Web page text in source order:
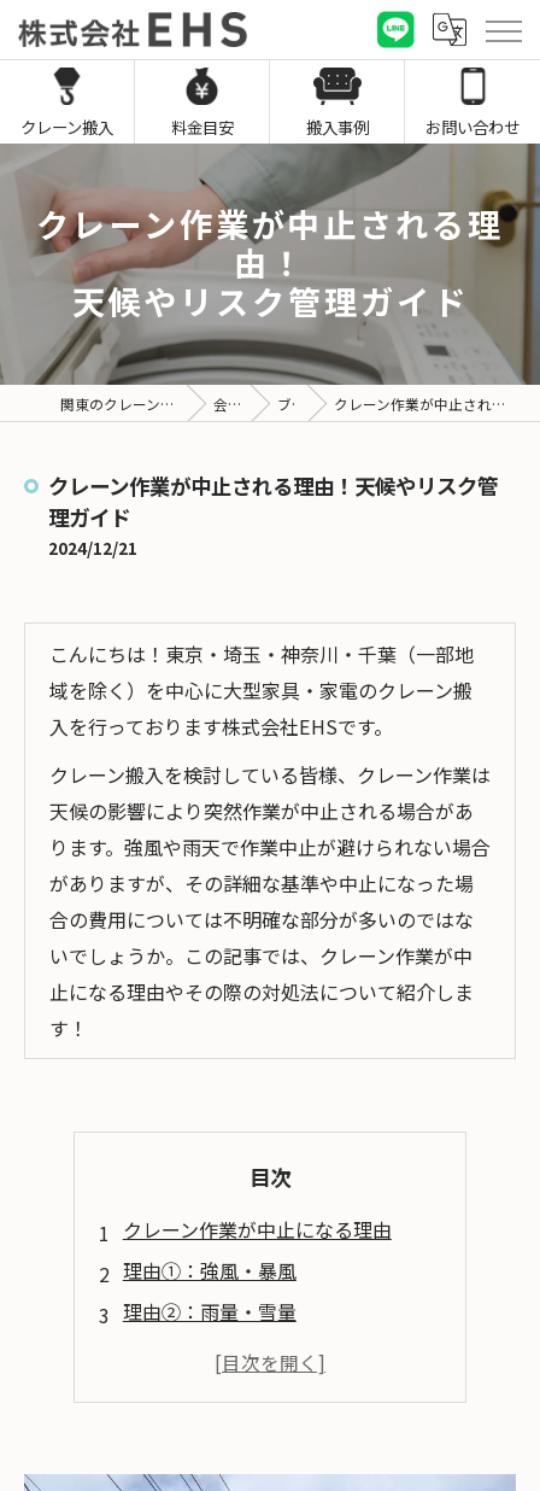
クレーン搬入 料金目安 搬入事例 お問い合わせ
クレーン作業が中止される理
由！
天候やリスク管理ガイド
関東のクレーン搬入なら株式会社EHS 会社概要 ブログ クレーン作業が中止される理由！天候やリスク管理ガイド
クレーン作業が中止される理由！天候やリスク管
理ガイド
2024/12/21
こんにちは！東京・埼玉・神奈川・千葉（一部地
域を除く）を中心に大型家具・家電のクレーン搬
入を行っております株式会社EHSです。
クレーン搬入を検討している皆様、クレーン作業は
天候の影響により突然作業が中止される場合があ
ります。強風や雨天で作業中止が避けられない場合
がありますが、その詳細な基準や中止になった場
合の費用については不明確な部分が多いのではな
いでしょうか。この記事では、クレーン作業が中
止になる理由やその際の対処法について紹介しま
す！
目次
クレーン作業が中止になる理由
理由①：強風・暴風
理由②：雨量・雪量
理由③：地震
再スケジュール費用